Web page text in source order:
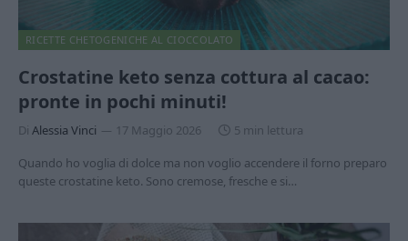
RICETTE CHETOGENICHE AL CIOCCOLATO
Crostatine keto senza cottura al cacao:
pronte in pochi minuti!
Di Alessia Vinci 17 Maggio 2026
5 min lettura
Quando ho voglia di dolce ma non voglio accendere il forno preparo
queste crostatine keto. Sono cremose, fresche e si…